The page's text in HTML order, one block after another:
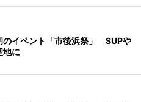
のイベント「市後浜祭」 SUPや
地に